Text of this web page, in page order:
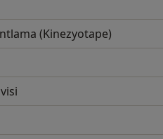
(Kinezyotape)